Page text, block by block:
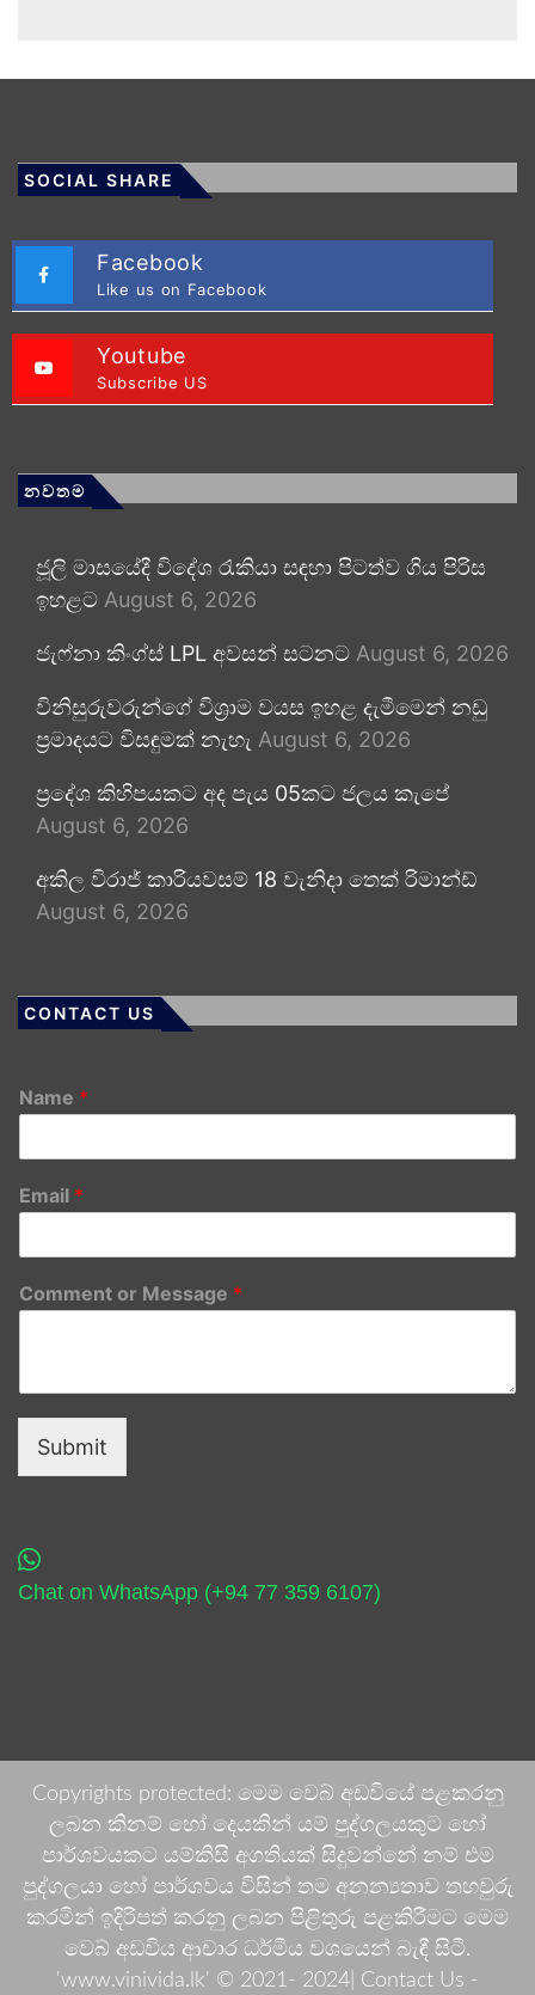
SOCIAL SHARE
Facebook
Like us on Facebook
Youtube
Subscribe US
නවතම
ජූලි මාසයේදී විදේශ රැකියා සඳහා පිටත්ව ගිය පිරිස
ඉහළට August 6, 2026
ජැෆ්නා කිංග්ස් LPL අවසන් සටනට August 6, 2026
විනිසුරුවරුන්ගේ විශ්‍රාම වයස ඉහළ දැමීමෙන් නඩු
ප්‍රමාදයට විසඳුමක් නැහැ August 6, 2026
ප්‍රදේශ කිහිපයකට අද පැය 05කට ජලය කැපේ
August 6, 2026
අකිල විරාජ් කාරියවසම් 18 වැනිදා තෙක් රිමාන්ඩ්
August 6, 2026
CONTACT US
Name *
Email *
Comment or Message *
Submit
Chat on WhatsApp (+94 77 359 6107)
Copyrights protected: මෙම වෙබ් අඩවියේ පළකරනු
ලබන කිනම් හෝ දෙයකින් යම් පුද්ගලයකුට හෝ
පාර්ශවයකට යම්කිසි අගතියක් සිදුවන්නේ නම් එම
පුද්ගලයා හෝ පාර්ශවය විසින් තම අනන්‍යතාව තහවුරු
කරමින් ඉදිරිපත් කරනු ලබන පිළිතුරු පළකිරීමට මෙම
වෙබ් අඩවිය ආචාර ධර්මීය වශයෙන් බැඳී සිටී.
'www.vinivida.lk' © 2021- 2024| Contact Us -